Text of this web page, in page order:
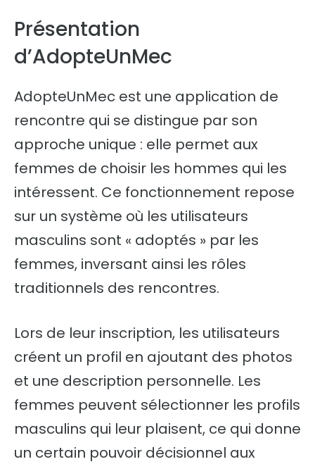
Présentation
d’AdopteUnMec
AdopteUnMec est une application de
rencontre qui se distingue par son
approche unique : elle permet aux
femmes de choisir les hommes qui les
intéressent. Ce fonctionnement repose
sur un système où les utilisateurs
masculins sont « adoptés » par les
femmes, inversant ainsi les rôles
traditionnels des rencontres.
Lors de leur inscription, les utilisateurs
créent un profil en ajoutant des photos
et une description personnelle. Les
femmes peuvent sélectionner les profils
masculins qui leur plaisent, ce qui donne
un certain pouvoir décisionnel aux